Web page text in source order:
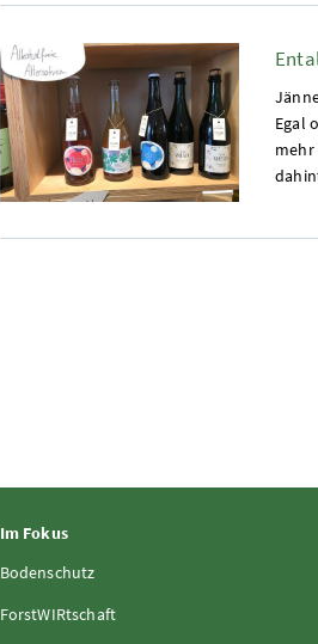
Egal
mehr
Im Fokus
Bodenschutz
ForstWIRtschaft